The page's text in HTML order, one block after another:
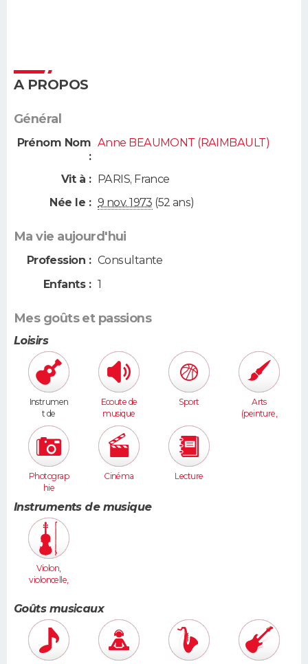
A PROPOS
Général
Prénom Nom
:
Anne BEAUMONT (RAIMBAULT)
Vit à : PARIS, France
Née le : 9 nov. 1973 (52 ans)
Ma vie aujourd'hui
Profession : Consultante
Enfants : 1
Mes goûts et passions
Loisirs
Instrumen
t de
musique
Ecoute de
musique
Sport
Arts
(peinture,
Photograp
hie
Cinéma Lecture
Instruments de musique
Violon,
violoncelle,
Goûts musicaux